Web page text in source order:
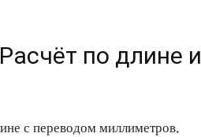
по длине и
с переводом миллиметров,